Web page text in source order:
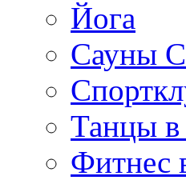
Йога
Сауны
Танцы в
Фитнес